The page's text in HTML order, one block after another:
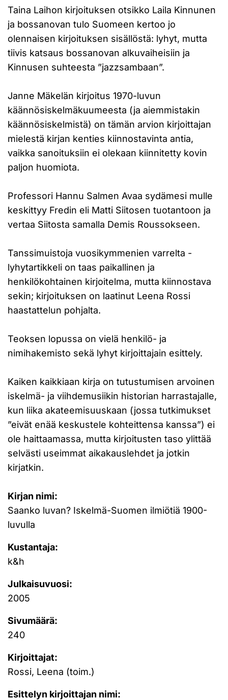
Taina Laihon kirjoituksen otsikko Laila Kinnunen
ja bossanovan tulo Suomeen kertoo jo
olennaisen kirjoituksen sisällöstä: lyhyt, mutta
tiivis katsaus bossanovan alkuvaiheisiin ja
Kinnusen suhteesta ”jazzsambaan”.
Janne Mäkelän kirjoitus 1970-luvun
käännösiskelmäkuumeesta (ja aiemmistakin
käännösiskelmistä) on tämän arvion kirjoittajan
mielestä kirjan kenties kiinnostavinta antia,
vaikka sanoituksiin ei olekaan kiinnitetty kovin
paljon huomiota.
Professori Hannu Salmen Avaa sydämesi mulle
keskittyy Fredin eli Matti Siitosen tuotantoon ja
vertaa Siitosta samalla Demis Roussokseen.
Tanssimuistoja vuosikymmenien varrelta -
lyhytartikkeli on taas paikallinen ja
henkilökohtainen kirjoitelma, mutta kiinnostava
sekin; kirjoituksen on laatinut Leena Rossi
haastattelun pohjalta.
Teoksen lopussa on vielä henkilö- ja
nimihakemisto sekä lyhyt kirjoittajain esittely.
Kaiken kaikkiaan kirja on tutustumisen arvoinen
iskelmä- ja viihdemusiikin historian harrastajalle,
kun liika akateemisuuskaan (jossa tutkimukset
”eivät enää keskustele kohteittensa kanssa”) ei
ole haittaamassa, mutta kirjoitusten taso ylittää
selvästi useimmat aikakauslehdet ja jotkin
kirjatkin.
Kirjan nimi:
Saanko luvan? Iskelmä-Suomen ilmiötiä 1900-
luvulla
Kustantaja:
k&h
Julkaisuvuosi:
2005
Sivumäärä:
240
Kirjoittajat:
Rossi, Leena (toim.)
Esittelyn kirjoittajan nimi: